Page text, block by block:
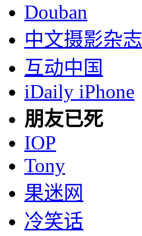
Douban
中文摄影杂志
互动中国
iDaily iPhone
朋友已死
IOP
Tony
果迷网
冷笑话